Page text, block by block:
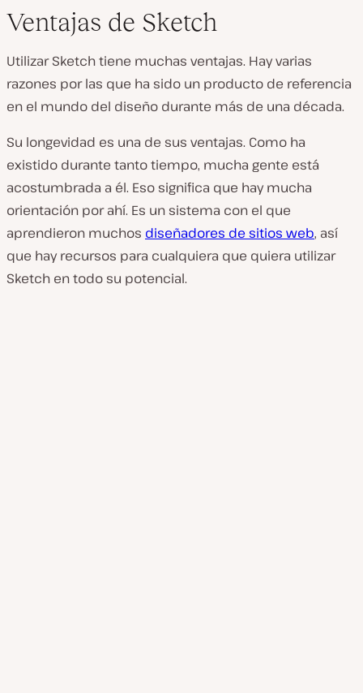
Ventajas de Sketch
Utilizar Sketch tiene muchas ventajas. Hay varias
razones por las que ha sido un producto de referencia
en el mundo del diseño durante más de una década.
Su longevidad es una de sus ventajas. Como ha
existido durante tanto tiempo, mucha gente está
acostumbrada a él. Eso significa que hay mucha
orientación por ahí. Es un sistema con el que
aprendieron muchos diseñadores de sitios web, así
que hay recursos para cualquiera que quiera utilizar
Sketch en todo su potencial.